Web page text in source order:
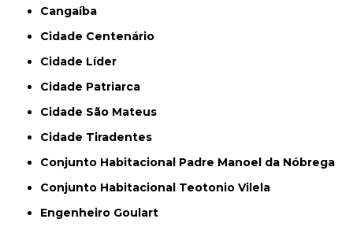
Cangaíba
Cidade Centenário
Cidade Líder
Cidade Patriarca
Cidade São Mateus
Cidade Tiradentes
Conjunto Habitacional Padre Manoel da Nóbrega
Conjunto Habitacional Teotonio Vilela
Engenheiro Goulart